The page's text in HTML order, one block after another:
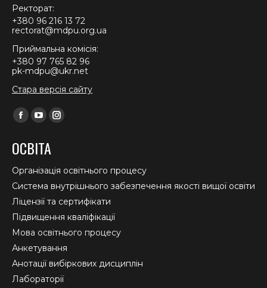
Ректорат:
+380 96 216 13 72
rectorat@mdpu.org.ua
Приймальна комісія:
+380 97 765 82 96
pk-mdpu@ukr.net
Стара версія сайту
Find us on:
Facebook
opens
in
new
window
YouTube
opens
in
new
window
Instagram
in
new
window
ОСВІТА
Організація освітнього процесу
Система внутрішнього забезпечення якості вищої освіти
Ліцензії та сертифікати
Підвищення кваліфікації
Мова освітнього процесу
Анкетування
Анотації вибіркових дисциплін
Лабораторії